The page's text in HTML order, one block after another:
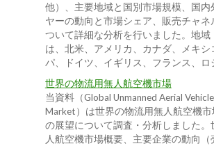
他）、主要地域と国別市場規模、国内
ヤーの動向と市場シェア、販売チャネ
ついて詳細な分析を行いました。地域
は、北米、アメリカ、カナダ、メキシ
パ、ドイツ、イギリス、フランス、ロ
世界の物流用無人航空機市場
当資料（Global Unmanned Aerial
Market）は世界の物流用無人航空機
の展望について調査・分析しました。
人航空機市場概要、主要企業の動向（